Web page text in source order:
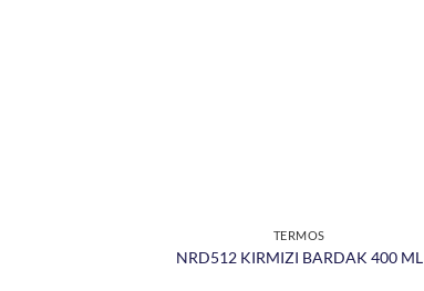
TERMOS
NRD512 KIRMIZI BARDAK 400 ML